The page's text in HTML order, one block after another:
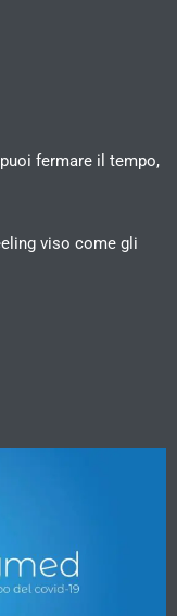
fermare il tempo,
viso come gli